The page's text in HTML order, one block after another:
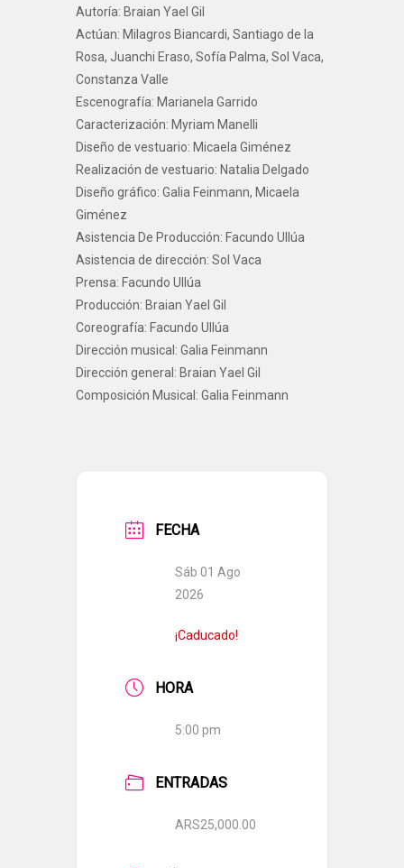
Autoría: Braian Yael Gil
Actúan: Milagros Biancardi, Santiago de la
Rosa, Juanchi Eraso, Sofía Palma, Sol Vaca,
Constanza Valle
Escenografía: Marianela Garrido
Caracterización: Myriam Manelli
Diseño de vestuario: Micaela Giménez
Realización de vestuario: Natalia Delgado
Diseño gráfico: Galia Feinmann, Micaela
Giménez
Asistencia De Producción: Facundo Ullúa
Asistencia de dirección: Sol Vaca
Prensa: Facundo Ullúa
Producción: Braian Yael Gil
Coreografía: Facundo Ullúa
Dirección musical: Galia Feinmann
Dirección general: Braian Yael Gil
Composición Musical: Galia Feinmann
FECHA
Sáb 01 Ago
2026
¡Caducado!
HORA
5:00 pm
ENTRADAS
ARS25,000.00